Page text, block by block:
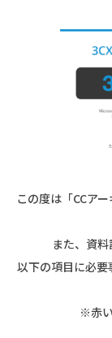
この度は「CCア
また、資
以下の項目に必
※赤